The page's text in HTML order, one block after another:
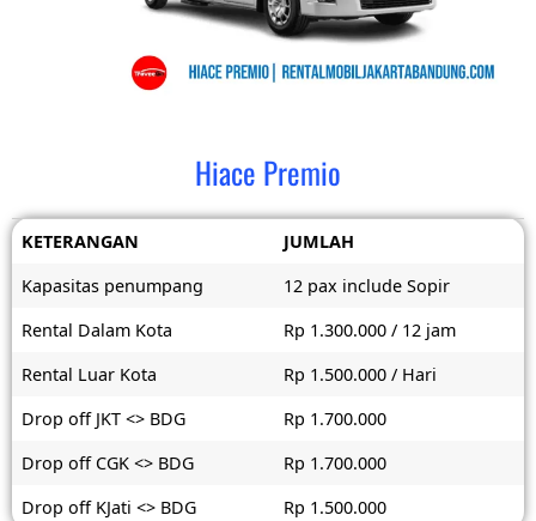
Hiace Premio
KETERANGAN
JUMLAH
Kapasitas penumpang
12 pax include Sopir
Rental Dalam Kota
Rp 1.300.000 / 12 jam
Rental Luar Kota
Rp 1.500.000 / Hari
Drop off JKT <> BDG
Rp 1.700.000
Drop off CGK <> BDG
Rp 1.700.000
Drop off KJati <> BDG
Rp 1.500.000